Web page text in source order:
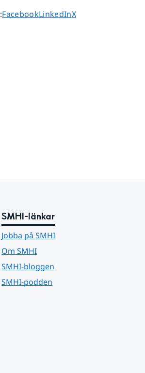
:Dela sidan på
FacebookDela sidan på
LinkedInDela sidan på
X
SMHI-länkar
Jobba på SMHI
Om SMHI
SMHI-bloggen
SMHI-podden